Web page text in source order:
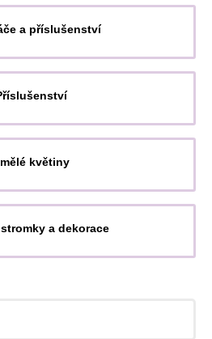
a příslušenství
květiny
a dekorace